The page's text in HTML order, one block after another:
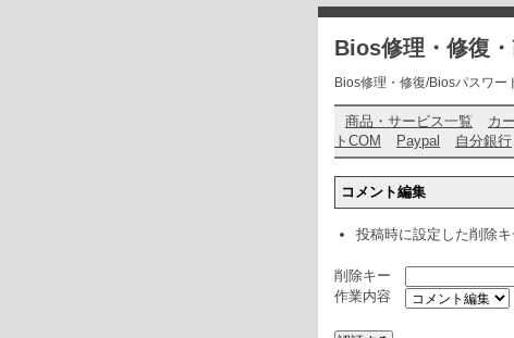
Bios修理・修復
Bios修理・修復/Biosパスワ
商品・サービス一覧 カ
トCOM
Paypal 自分銀行
コメント編集
投稿時に設定した削除キ
削除キー
作業内容